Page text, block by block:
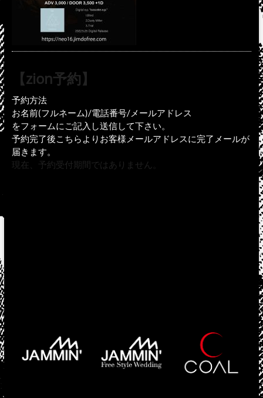
【zion予約】
予約方法
お名前(フルネーム)/電話番号/メールアドレス
をフォームにご記入し送信して下さい。
予約完了後こちらよりお客様メールアドレスに完了メールが
届きます。
現在、予約受付期間ではありません。